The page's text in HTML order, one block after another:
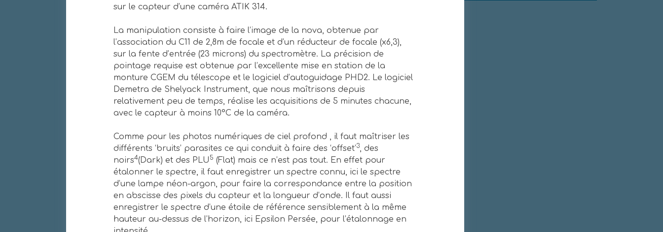
sur le capteur d’une caméra ATIK 314.
La manipulation consiste à faire l’image de la nova, obtenue par
l’association du C11 de 2,8m de focale et d’un réducteur de focale (x6,3),
sur la fente d’entrée (23 microns) du spectromètre. La précision de
pointage requise est obtenue par l’excellente mise en station de la
monture CGEM du télescope et le logiciel d’autoguidage PHD2. Le logiciel
Demetra de Shelyack Instrument, que nous maîtrisons depuis
relativement peu de temps, réalise les acquisitions de 5 minutes chacune,
avec le capteur à moins 10°C de la caméra.
Comme pour les photos numériques de ciel profond , il faut maîtriser les
différents ‘bruits’ parasites ce qui conduit à faire des ‘offset’3, des
noirs4(Dark) et des PLU 5 (Flat) mais ce n’est pas tout. En effet pour
étalonner le spectre, il faut enregistrer un spectre connu, ici le spectre
d’une lampe néon-argon, pour faire la correspondance entre la position
en abscisse des pixels du capteur et la longueur d’onde. Il faut aussi
enregistrer le spectre d’une étoile de référence sensiblement à la même
hauteur au-dessus de l’horizon, ici Epsilon Persée, pour l’étalonnage en